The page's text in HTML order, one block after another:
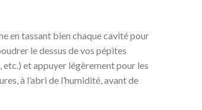
en tassant bien chaque cavité pour
le dessus de vos pépites
etc.) et appuyer légèrement pour les
à l’abri de l’humidité, avant de